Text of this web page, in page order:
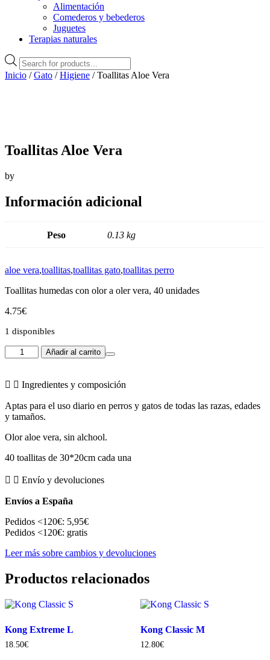
Alimentación
Comederos y bebederos
Juguetes
Terapias naturales
Búsqueda
de
productos
Inicio /Gato /Higiene / Toallitas Aloe Vera
Toallitas Aloe Vera
by
Información adicional
Peso 0.13 kg
aloe vera,toallitas,toallitas gato,toallitas perro
Toallitas humedas con olor a oler vera, 40 unidades
4.75€
1 disponibles
Toallitas
Aloe
cantidad
Añadir al carrito
Ingredientes y composición
Aptas para el uso diario en perros y gatos de todas las razas, edades
y tamaños.
Olor aloe vera, sin alchool.
40 toallitas de 30*20cm cada una
Envío y devoluciones
Envíos a España
Pedidos <120€: 5,95€
Pedidos <120€: gratis
Leer más sobre cambios y devoluciones
Productos relacionados
Kong Extreme L
18.50€
Kong Classic M
12.80€